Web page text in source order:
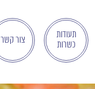
תעודות
כשרות
צור קשר